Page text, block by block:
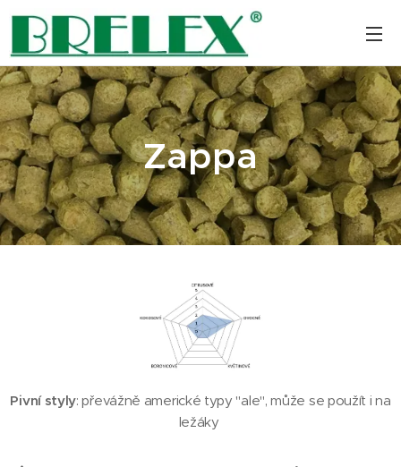
Zappa
Pivní styly: převážně americké typy "ale", může se použít i na
ležáky